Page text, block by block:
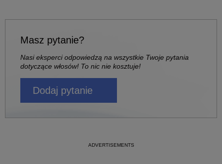
Masz pytanie?
Nasi eksperci odpowiedzą na wszystkie Twoje pytania
dotyczące włosów! To nic nie kosztuje!
Dodaj pytanie